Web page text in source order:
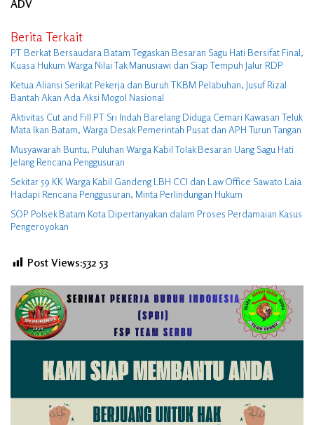
ADV
Berita Terkait
PT Berkat Bersaudara Batam Tegaskan Besaran Sagu Hati Bersifat Final,
Kuasa Hukum Warga Nilai Tak Manusiawi dan Siap Tempuh Jalur RDP
Ketua Aliansi Serikat Pekerja dan Buruh TKBM Pelabuhan, Jusuf Rizal
Bantah Akan Ada Aksi Mogol Nasional
Aktivitas Cut and Fill PT Sri Indah Barelang Diduga Cemari Kawasan Teluk
Mata Ikan Batam, Warga Desak Pemerintah Pusat dan APH Turun Tangan
Musyawarah Buntu, Puluhan Warga Kabil Tolak Besaran Uang Sagu Hati
Jelang Rencana Penggusuran
Sekitar 59 KK Warga Kabil Gandeng LBH CCI dan Law Office Sawato Laia
Hadapi Rencana Penggusuran, Minta Perlindungan Hukum
SOP Polsek Batam Kota Dipertanyakan dalam Proses Perdamaian Kasus
Pengeroyokan
Post Views:532 53